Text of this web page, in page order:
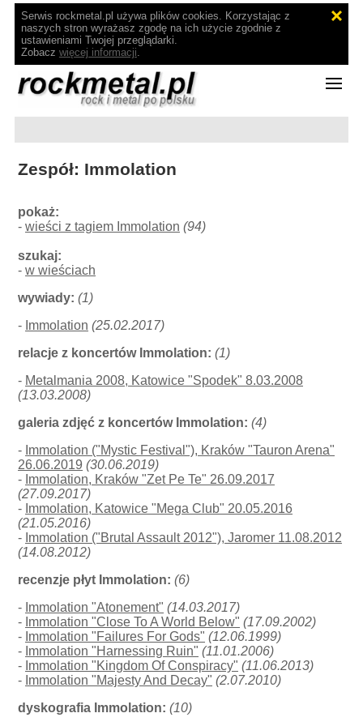
Serwis rockmetal.pl używa plików cookies. Korzystając z
naszych stron wyrażasz zgodę na ich użycie zgodnie z
ustawieniami Twojej przeglądarki.
Zobacz więcej informacji.
Zespół: Immolation
pokaż:
-wieści z tagiem Immolation (94)
szukaj:
-w wieściach
wywiady: (1)
- Immolation (25.02.2017)
relacje z koncertów Immolation: (1)
- Metalmania 2008, Katowice "Spodek" 8.03.2008
(13.03.2008)
galeria zdjęć z koncertów Immolation: (4)
- Immolation ("Mystic Festival"), Kraków "Tauron Arena"
26.06.2019 (30.06.2019)
- Immolation, Kraków "Zet Pe Te" 26.09.2017
(27.09.2017)
- Immolation, Katowice "Mega Club" 20.05.2016
(21.05.2016)
- Immolation ("Brutal Assault 2012"), Jaromer 11.08.2012
(14.08.2012)
recenzje płyt Immolation: (6)
- Immolation "Atonement" (14.03.2017)
- Immolation "Close To A World Below" (17.09.2002)
- Immolation "Failures For Gods" (12.06.1999)
- Immolation "Harnessing Ruin" (11.01.2006)
- Immolation "Kingdom Of Conspiracy" (11.06.2013)
- Immolation "Majesty And Decay" (2.07.2010)
dyskografia Immolation: (10)